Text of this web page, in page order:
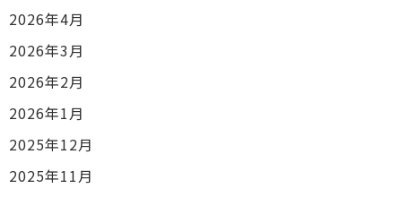
2026年4月
2026年3月
2026年2月
2026年1月
2025年12月
2025年11月